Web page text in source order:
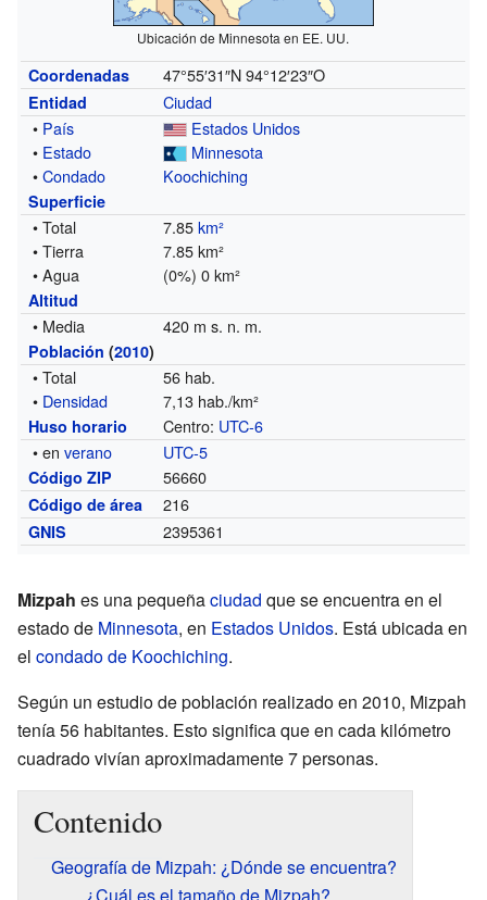
Ubicación de Minnesota en EE. UU.
Coordenadas 47°55′31″N 94°12′23″O
Entidad
Ciudad
• País
Estados Unidos
• Estado
Minnesota
•Condado Koochiching
Superficie
• Total 7.85km²
• Tierra
7.85 km²
• Agua
(0%) 0 km²
Altitud
• Media 420 m s. n. m.
Población (2010)
• Total
56 hab.
• Densidad 7,13 hab./km²
Huso horario Centro: UTC-6
• enverano UTC-5
Código ZIP 56660
Código de área 216
GNIS 2395361
Mizpah es una pequeñaciudad que se encuentra en el
estado de Minnesota, en Estados Unidos. Está ubicada en
el condado de Koochiching.
Según un estudio de población realizado en 2010, Mizpah
tenía 56 habitantes. Esto significa que en cada kilómetro
cuadrado vivían aproximadamente 7 personas.
Contenido
Geografía de Mizpah: ¿Dónde se encuentra?
¿Cuál es el tamaño de Mizpah?